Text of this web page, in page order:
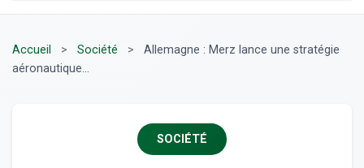
Accueil > Société >
Allemagne : Merz lance une stratégie
aéronautique...
SOCIÉTÉ